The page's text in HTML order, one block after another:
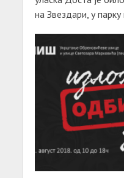
на Звездари, у